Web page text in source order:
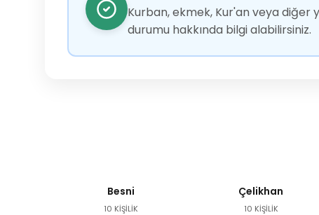
Kurban, ekmek, Kur'an veya diğer
durumu hakkında bilgi alabilirsiniz.
Besni
10 KİŞİLİK
Çelikhan
10 KİŞİLİK